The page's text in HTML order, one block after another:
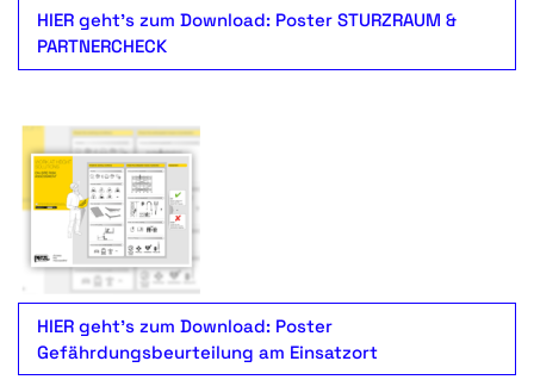
HIER geht's zum Download: Poster STURZRAUM &
PARTNERCHECK
HIER geht's zum Download: Poster
Gefährdungsbeurteilung am Einsatzort